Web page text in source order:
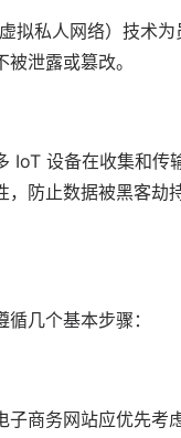
拟私人网络）技术
泄露或篡改。
IoT 设备在收集和传
防止数据被黑客劫持
几个基本步骤：
商务网站应优先考